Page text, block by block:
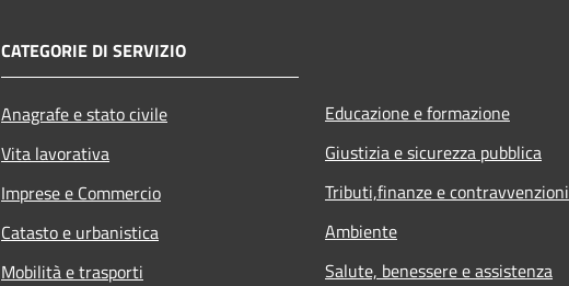
CATEGORIE DI SERVIZIO
Anagrafe e stato civile
Vita lavorativa
Imprese e Commercio
Catasto e urbanistica
Mobilità e trasporti
Educazione e formazione
Giustizia e sicurezza pubblica
Tributi,finanze e contravvenzioni
Ambiente
Salute, benessere e assistenza